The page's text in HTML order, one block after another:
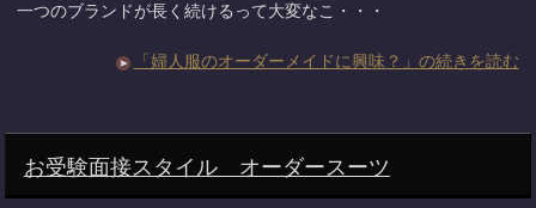
一つのブランドが長く続けるって大変なこ・・・
「婦人服のオーダーメイドに興味？」の続きを読む
お受験面接スタイル オーダースーツ